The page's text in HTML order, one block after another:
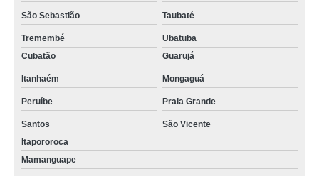
São Sebastião Taubaté
Tremembé
Ubatuba
Cubatão
Guarujá
Itanhaém Mongaguá
Peruíbe Praia Grande
Santos
São Vicente
Itapororoca
Mamanguape